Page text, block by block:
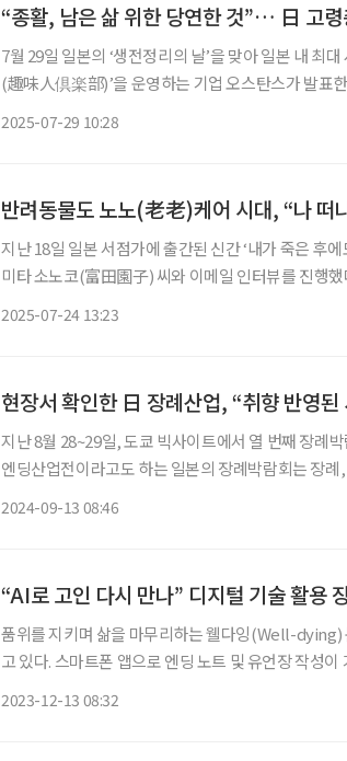
“종활, 남은 삶 위한 당연한 것”… 日 고
7월 29일 일본의 ‘생전정리의 날’을 맞아 일본 내 최
(趣味人倶楽部)’을 운영하는 기업 오스탄스가 발표
2025-07-29 10:28
반려동물도 노노(老老)케어 시대, “나 떠
지난 18일 일본 서점가에 출간된 신간 ‘내가 죽은 후
미타 소노코(富田園子) 씨와 이메일 인터뷰를 진행
2025-07-24 13:23
현장서 확인한 日 장례산업, “취향 반영된
지난 8월 28~29일, 도쿄 빅사이트에서 열 번째 장
엔딩산업전이라고도 하는 일본의 장례박람회는 장
2024-09-13 08:46
“AI로 고인 다시 만나” 디지털 기술 활용
품위를 지키며 삶을 마무리하는 웰다잉(Well-dying)
고 있다. 스마트폰 앱으로 엔딩 노트 및 유언장 작성
2023-12-13 08:32